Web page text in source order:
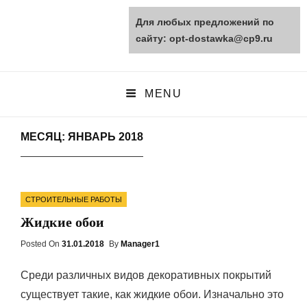
opt-dostawka.ru
MENU
МЕСЯЦ: ЯНВАРЬ 2018
Categories
СТРОИТЕЛЬНЫЕ РАБОТЫ
Жидкие обои
Posted On Posted
31.01.2018 By Manager1
Среди различных видов декоративных покрытий
существует такие, как жидкие обои. Изначально это
Для любых предложений по
сайту: opt-dostawka@cp9.ru